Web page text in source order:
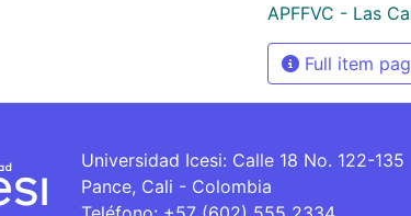
APFFVC - Las
Full item
Universidad Icesi: Calle 18 No. 122-135
Pance, Cali - Colombia